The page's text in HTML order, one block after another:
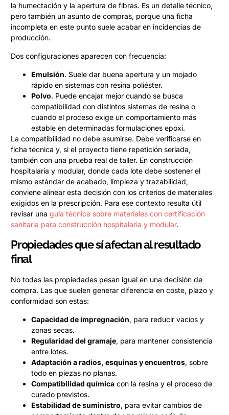
la humectación y la apertura de fibras. Es un detalle técnico,
pero también un asunto de compras, porque una ficha
incompleta en este punto suele acabar en incidencias de
producción.
Dos configuraciones aparecen con frecuencia:
Emulsión. Suele dar buena apertura y un mojado
rápido en sistemas con resina poliéster.
Polvo. Puede encajar mejor cuando se busca
compatibilidad con distintos sistemas de resina o
cuando el proceso exige un comportamiento más
estable en determinadas formulaciones epoxi.
La compatibilidad no debe asumirse. Debe verificarse en
ficha técnica y, si el proyecto tiene repetición seriada,
también con una prueba real de taller. En construcción
hospitalaria y modular, donde cada lote debe sostener el
mismo estándar de acabado, limpieza y trazabilidad,
conviene alinear esta decisión con los criterios de materiales
exigidos en la prescripción. Para ese contexto resulta útil
revisar una guía técnica sobre materiales con certificación
sanitaria para construcción hospitalaria y modular.
Propiedades que sí afectan al resultado
final
No todas las propiedades pesan igual en una decisión de
compra. Las que suelen generar diferencia en coste, plazo y
conformidad son estas:
Capacidad de impregnación, para reducir vacíos y
zonas secas.
Regularidad del gramaje, para mantener consistencia
entre lotes.
Adaptación a radios, esquinas y encuentros, sobre
todo en piezas no planas.
Compatibilidad química con la resina y el proceso de
curado previstos.
Estabilidad de suministro, para evitar cambios de